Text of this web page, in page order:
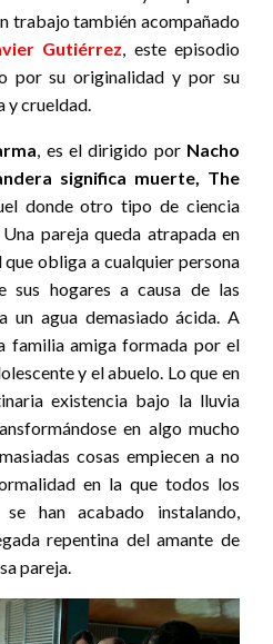
trabajo también acompañado
Gutiérrez , este episodio
por su originalidad y por su
y crueldad.
, es el dirigido por Nacho
significa muerte, The
donde otro tipo de ciencia
pareja queda atrapada en
obliga a cualquier persona
sus hogares a causa de las
un agua demasiado ácida. A
familia amiga formada por el
y el abuelo. Lo que en
existencia bajo la lluvia
en algo mucho
cosas empiecen a no
en la que todos los
han acabado instalando,
repentina del amante de
pareja.